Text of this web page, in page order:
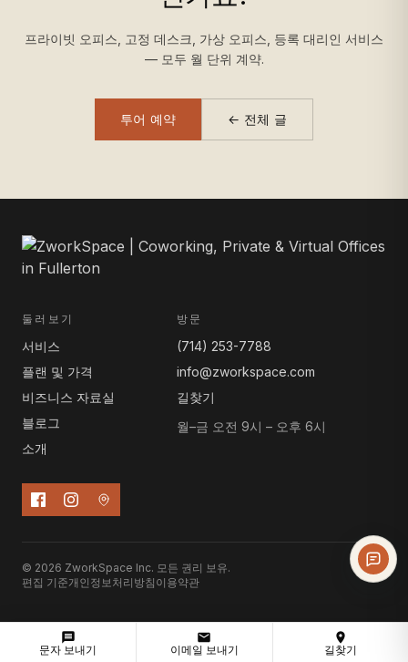
프라이빗 오피스, 고정 데스크, 가상 오피스, 등록 대리인 서비스
— 모두 월 단위 계약.
투어 예약 ← 전체 글
둘러보기
서비스
플랜 및 가격
비즈니스 자료실
블로그
소개
방문
(714) 253-7788
info@zworkspace.com
길찾기
월–금 오전 9시 – 오후 6시
© 2026 ZworkSpace Inc. 모든 권리 보유.
편집 기준개인정보처리방침 이용약관
문자 보내기 이메일 보내기 길찾기